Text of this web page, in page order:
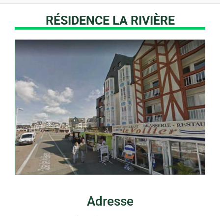
RÉSIDENCE LA RIVIÈRE
Adresse